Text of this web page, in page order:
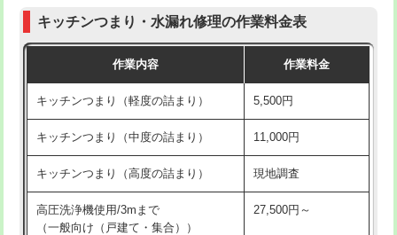
管・ポリ管・HT管使用/3ｍ超え)
排水管工事（土の掘削・埋め戻し作
11,000円~
排水管工事（排水管工事/3ｍまで） 55,000円
排水管工事（追加 排水管工事/3ｍ超
+11,000円
マス交換（土の掘削・埋め戻し作業）
式・ワンホール）)
交換・取付(排水栓・排水トラップ
22,000円+材料費
キッチンつまり・水漏れ修理の作業料金表
作業内容 作業料金
キッチンつまり（軽度の詰まり） 5,500円
キッチンつまり（中度の詰まり） 11,000円
キッチンつまり（高度の詰まり） 現地調査
高圧洗浄機使用/3mまで
（一般向け（戸建て・集合））
27,500円～